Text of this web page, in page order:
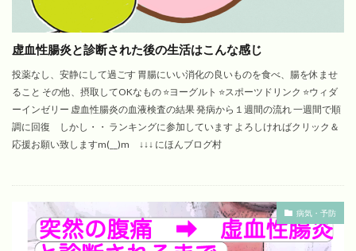
虚血性腸炎と診断された後の生活はこんな感じ
投薬なし、安静にして過ごす 胃腸にいい消化の良いものを食べ、腸を休ませ
ること その他、摂取してOKなもの ⭐️ヨーグルト ⭐️スポーツドリンク ⭐️ウィダ
ーインゼリー 虚血性腸炎の血液検査の結果 発病から１週間の流れ 一週間で順
調に回復 しかし・・ ランキングに参加しています よろしければクリック＆
応援お願い致しますm(__)m ↓↓↓ にほんブログ村
病気・予防